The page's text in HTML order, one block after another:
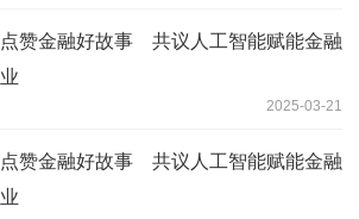
点赞金融好故事 共议人工智能赋能金融
业
2025-03-21
点赞金融好故事 共议人工智能赋能金融
业